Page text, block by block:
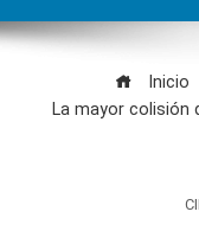
Inicio
La mayor colisión